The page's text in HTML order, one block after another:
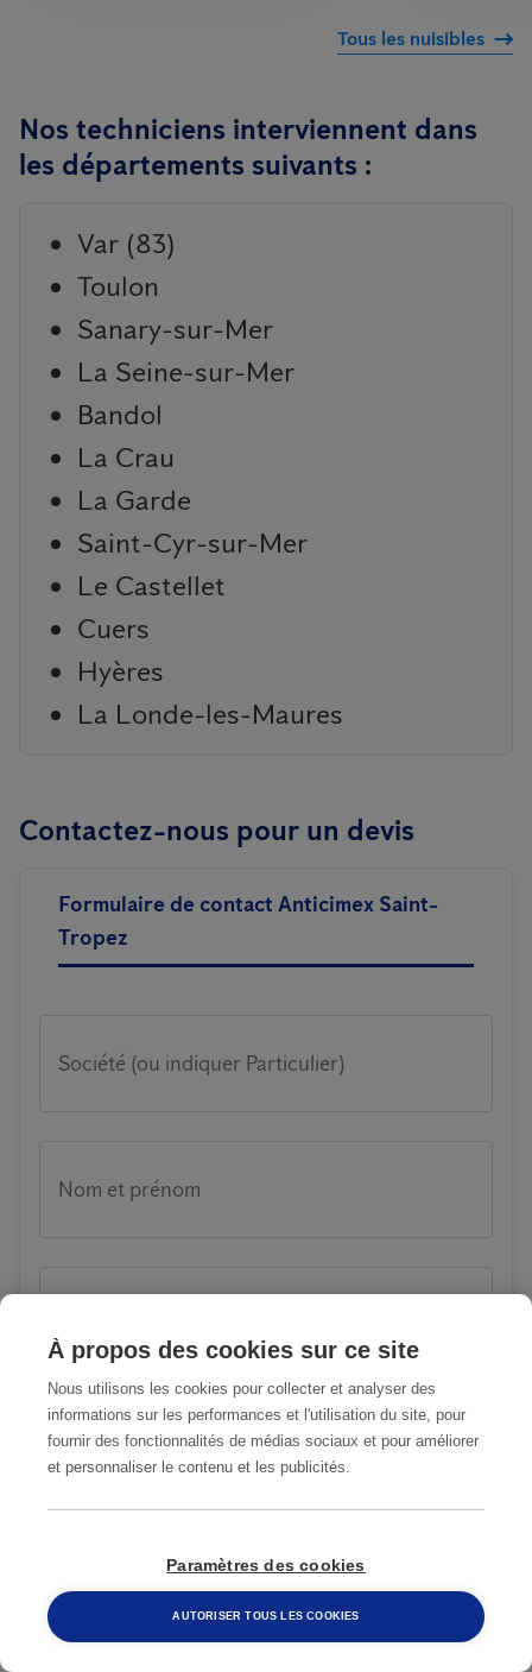
Tous les nuisibles
Nos techniciens interviennent dans
les départements suivants :
Var (83)
Toulon
Sanary-sur-Mer
La Seine-sur-Mer
Bandol
La Crau
La Garde
Saint-Cyr-sur-Mer
Le Castellet
Cuers
Hyères
La Londe-les-Maures
Contactez-nous pour un devis
Formulaire de contact Anticimex Saint-
Tropez
Société (ou indiquer Particulier)
Nom et prénom
Ville
Numéro de téléphone
À propos des cookies sur ce site
Nous utilisons les cookies pour collecter et analyser des
informations sur les performances et l'utilisation du site, pour
fournir des fonctionnalités de médias sociaux et pour améliorer
et personnaliser le contenu et les publicités.
Paramètres des cookies
AUTORISER TOUS LES COOKIES